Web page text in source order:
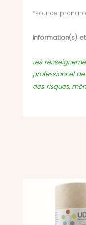
*source
Information(s)
Les
professionnel
des risques,